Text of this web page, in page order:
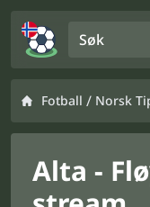
Fotball / Norsk
Alta -